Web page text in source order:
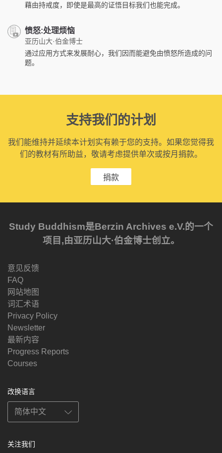
藉由持戒度，即使是最高的证悟目标我们也能完成。
愤怒:处理烦恼
亚历山大·伯金博士
通过应用方式来发展耐心，我们因而能避免由愤怒所造成的问
题。
支持我们的计划
我们能维持并延续本计划实有赖于您的支持。如果您觉得我
们的教材有所助益，敬请考虑提供单次或按月捐款。
捐款
Study Buddhism是Berzin Archives e.V.的一个
项目,由亚历山大·伯金博士创立。
意见反馈
FAQ
网站地图
词汇术语
Privacy Policy
Newsletter
最新内容
Progress Reports
Courses
改换语言
关注我们